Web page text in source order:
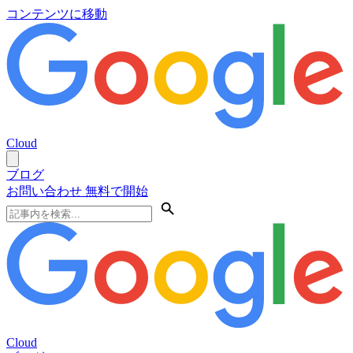
コンテンツに移動
Cloud
ブログ
お問い合わせ 無料で開始
Cloud